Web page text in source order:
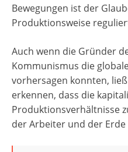
Bewegungen ist der
Produktionsweise
Auch wenn die Gründer
Kommunismus die
vorhersagen konnten,
erkennen, dass die
Produktionsverhältnisse
der Arbeiter und der